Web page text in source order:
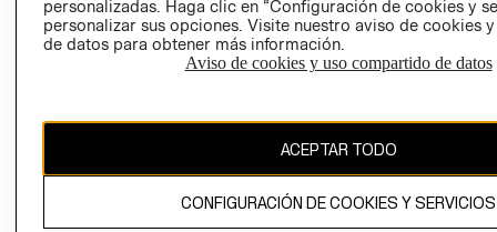
CAMBIAR REGIÓN
propiedad de H&M Hennes & Mauritz AB.
personalizadas. Haga clic en “Configuración de cookies y
personalizar sus opciones. Visite nuestro aviso de cookies
de datos para obtener más información.
Aviso de cookies y uso compartido de datos
ACEPTAR TODO
CONFIGURACIÓN DE COOKIES Y SERVICIOS